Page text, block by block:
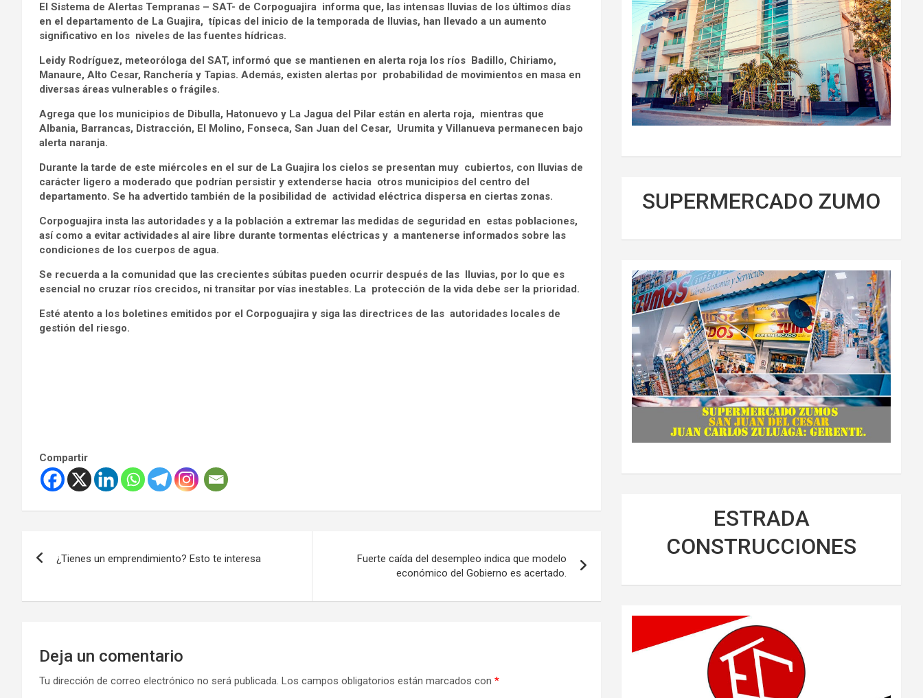
El Sistema de Alertas Tempranas – SAT- de Corpoguajira informa que, las intensas lluvias de los últimos días
en el departamento de La Guajira, típicas del inicio de la temporada de lluvias, han llevado a un aumento
significativo en los niveles de las fuentes hídricas.
Leidy Rodríguez, meteoróloga del SAT, informó que se mantienen en alerta roja los ríos Badillo, Chiriamo,
Manaure, Alto Cesar, Ranchería y Tapias. Además, existen alertas por probabilidad de movimientos en masa en
diversas áreas vulnerables o frágiles.
Agrega que los municipios de Dibulla, Hatonuevo y La Jagua del Pilar están en alerta roja, mientras que
Albania, Barrancas, Distracción, El Molino, Fonseca, San Juan del Cesar, Urumita y Villanueva permanecen bajo
alerta naranja.
Durante la tarde de este miércoles en el sur de La Guajira los cielos se presentan muy cubiertos, con lluvias de
carácter ligero a moderado que podrían persistir y extenderse hacia otros municipios del centro del
departamento. Se ha advertido también de la posibilidad de actividad eléctrica dispersa en ciertas zonas.
Corpoguajira insta las autoridades y a la población a extremar las medidas de seguridad en estas poblaciones,
así como a evitar actividades al aire libre durante tormentas eléctricas y a mantenerse informados sobre las
condiciones de los cuerpos de agua.
Se recuerda a la comunidad que las crecientes súbitas pueden ocurrir después de las lluvias, por lo que es
esencial no cruzar ríos crecidos, ni transitar por vías inestables. La protección de la vida debe ser la prioridad.
Esté atento a los boletines emitidos por el Corpoguajira y siga las directrices de las autoridades locales de
gestión del riesgo.
Compartir
entradas
¿Tienes un emprendimiento? Esto te interesa
Fuerte caída del desempleo indica que modelo
económico del Gobierno es acertado.
Deja un comentario
Tu dirección de correo electrónico no será publicada. Los campos obligatorios están marcados con *
SUPERMERCADO ZUMO
ESTRADA
CONSTRUCCIONES